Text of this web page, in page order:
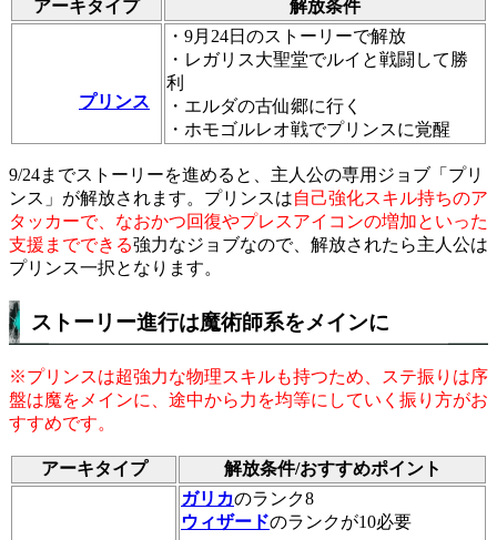
アーキタイプ 解放条件
プリンス
・9月24日のストーリーで解放
・レガリス大聖堂でルイと戦闘して勝
利
・エルダの古仙郷に行く
・ホモゴルレオ戦でプリンスに覚醒
9/24までストーリーを進めると、主人公の専用ジョブ「プリ
ンス」が解放されます。プリンスは自己強化スキル持ちのア
タッカーで、なおかつ回復やプレスアイコンの増加といった
支援までできる強力なジョブなので、解放されたら主人公は
プリンス一択となります。
ストーリー進行は魔術師系をメインに
※プリンスは超強力な物理スキルも持つため、ステ振りは序
盤は魔をメインに、途中から力を均等にしていく振り方がお
すすめです。
アーキタイプ 解放条件/おすすめポイント
ガリカのランク8
ウィザードのランクが10必要